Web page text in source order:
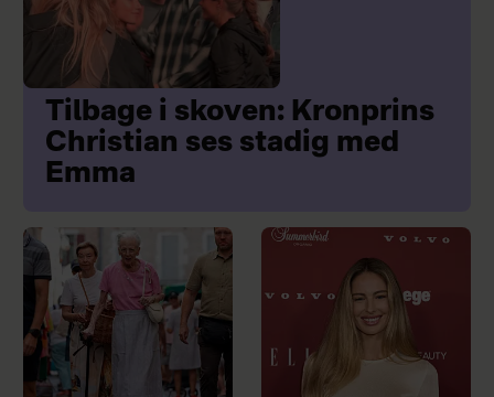
Tilbage i skoven: Kronprins
Christian ses stadig med
Emma